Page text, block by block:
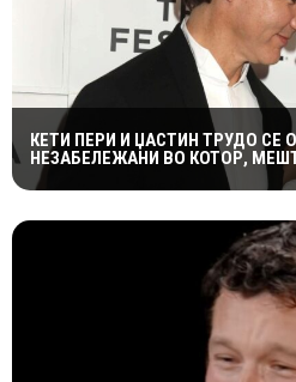
КЕТИ ПЕРИ И ЏАСТИН ТРУДО СЕ
НЕЗАБЕЛЕЖАНИ ВО КОТОР,
РЕАКЦИИ: „НИКОЈ НЕ БИ ГИ